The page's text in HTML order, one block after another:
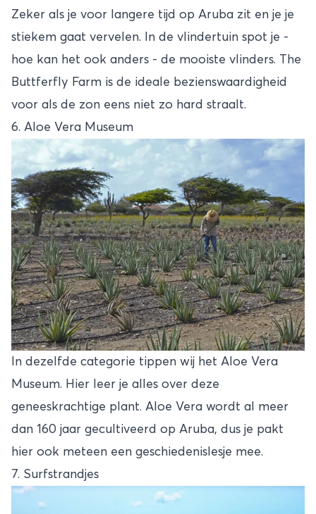
Zeker als je voor langere tijd op Aruba zit en je je
stiekem gaat vervelen. In de vlindertuin spot je -
hoe kan het ook anders - de mooiste vlinders. The
Buttferfly Farm is de ideale bezienswaardigheid
voor als de zon eens niet zo hard straalt.
6. Aloe Vera Museum
In dezelfde categorie tippen wij het Aloe Vera
Museum. Hier leer je alles over deze
geneeskrachtige plant. Aloe Vera wordt al meer
dan 160 jaar gecultiveerd op Aruba, dus je pakt
hier ook meteen een geschiedenislesje mee.
7. Surfstrandjes